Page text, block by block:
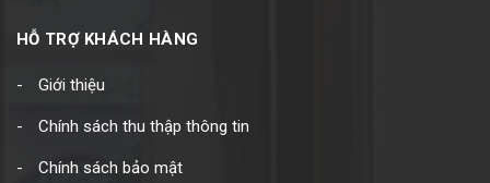
HỖ TRỢ KHÁCH HÀNG
Giới thiệu
Chính sách thu thập thông tin
Chính sách bảo mật